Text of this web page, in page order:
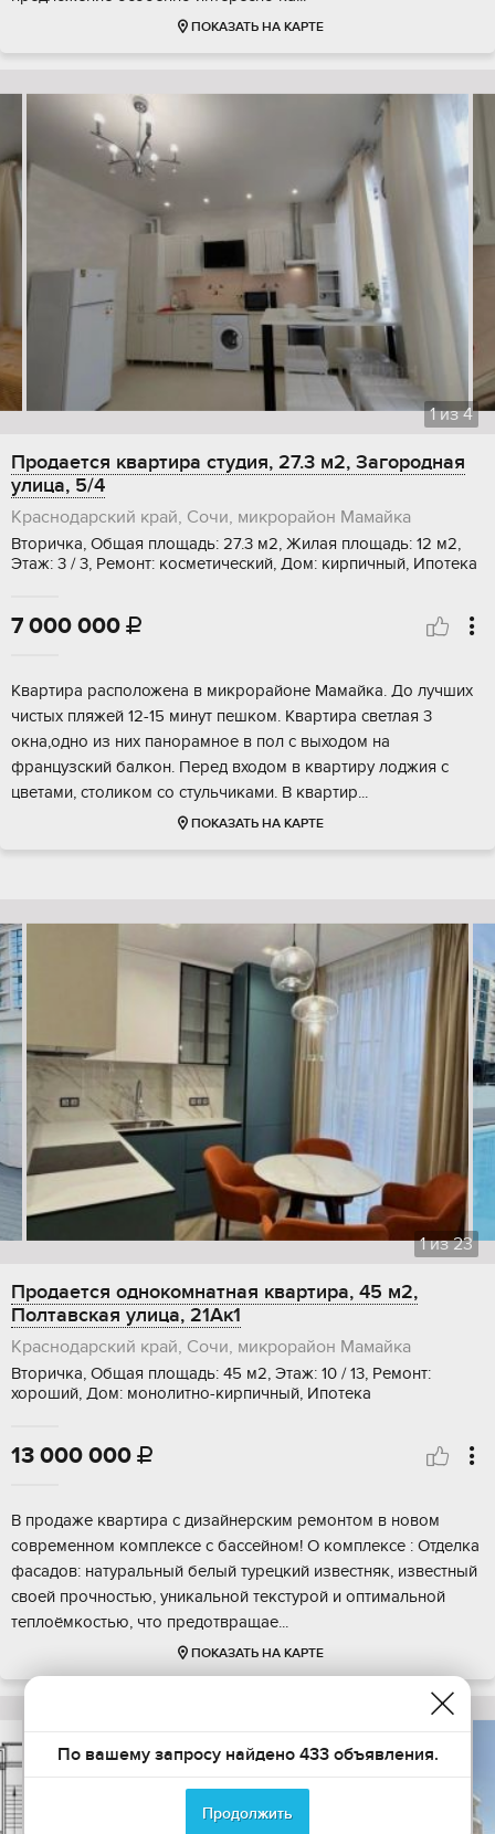
ПОКАЗАТЬ НА КАРТЕ
1из4
Продается квартира студия, 27.3 м2, Загородная
улица, 5/4
Краснодарский край, Сочи, микрорайон Мамайка
Вторичка, Общая площадь: 27.3 м2, Жилая площадь: 12 м2,
Этаж: 3 / 3, Ремонт: косметический, Дом: кирпичный, Ипотека
7 000 000 
Квартира расположена в микрорайоне Мамайка. До лучших
чистых пляжей 12-15 минут пешком. Квартира светлая 3
окна,одно из них панорамное в пол с выходом на
французский балкон. Перед входом в квартиру лоджия с
цветами, столиком со стульчиками. В квартир...
ПОКАЗАТЬ НА КАРТЕ
1из23
Продается однокомнатная квартира, 45 м2,
Полтавская улица, 21Ак1
Краснодарский край, Сочи, микрорайон Мамайка
Вторичка, Общая площадь: 45 м2, Этаж: 10 / 13, Ремонт:
хороший, Дом: монолитно-кирпичный, Ипотека
13 000 000 
В продаже квартира с дизайнерским ремонтом в новом
современном комплексе с бассейном! О комплексе : Отделка
фасадов: натуральный белый турецкий известняк, известный
своей прочностью, уникальной текстурой и оптимальной
теплоёмкостью, что предотвращае...
ПОКАЗАТЬ НА КАРТЕ
По вашему запросу найдено 433 объявления.
Продолжить